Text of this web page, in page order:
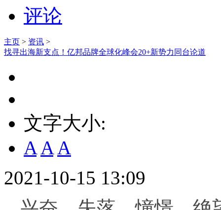
评论
主页 > 资讯 >
找寻出海新支点！亿邦品牌全球化峰会20+新势力同台论道
文字大小:
A A A
2021-10-15 13:09